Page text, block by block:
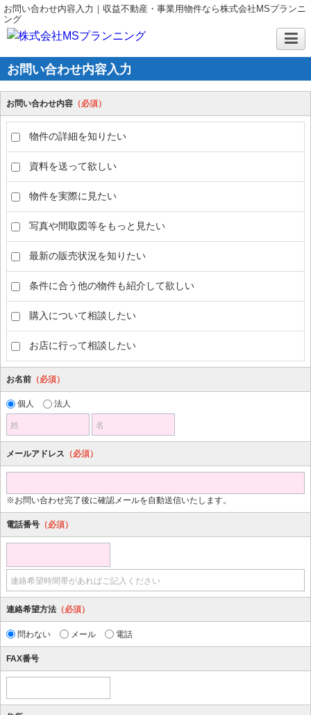
お問い合わせ内容入力｜収益不動産・事業用物件なら株式会社MSプランニ
ング
お問い合わせ内容入力
お問い合わせ内容 （必須）
物件の詳細を知りたい
資料を送って欲しい
物件を実際に見たい
写真や間取図等をもっと見たい
最新の販売状況を知りたい
条件に合う他の物件も紹介して欲しい
購入について相談したい
お店に行って相談したい
お名前 （必須）
個人 法人
姓 名
メールアドレス （必須）
※お問い合わせ完了後に確認メールを自動送信いたします。
電話番号 （必須）
連絡希望時間帯があればご記入ください
連絡希望方法 （必須）
問わない メール 電話
FAX番号